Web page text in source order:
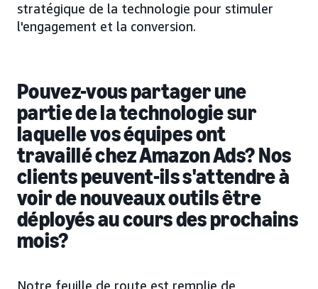
stratégique de la technologie pour stimuler
l'engagement et la conversion.
Pouvez-vous partager une
partie de la technologie sur
laquelle vos équipes ont
travaillé chez Amazon Ads? Nos
clients peuvent-ils s'attendre à
voir de nouveaux outils être
déployés au cours des prochains
mois?
Notre feuille de route est remplie de